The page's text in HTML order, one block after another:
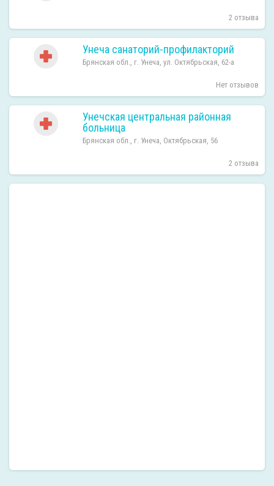
2 отзыва
Унеча санаторий-профилакторий
Брянская обл., г. Унеча, ул. Октябрьская, 62-а
Нет отзывов
Унечская центральная районная
больница
Брянская обл., г. Унеча, Октябрьская, 56
2 отзыва